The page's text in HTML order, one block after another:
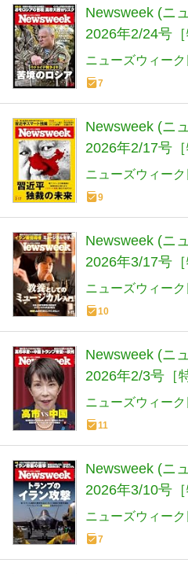
Newsweek (ニ
2026年2/24号
４年 苦境のロ
ニューズウィー
7
Newsweek (ニ
2026年2/17号
来］
ニューズウィー
9
Newsweek (ニ
2026年3/17号
ュージカル入門
ニューズウィー
10
Newsweek (ニ
2026年2/3号［
ニューズウィー
11
Newsweek (ニ
2026年3/10号
ン攻撃］
ニューズウィー
7